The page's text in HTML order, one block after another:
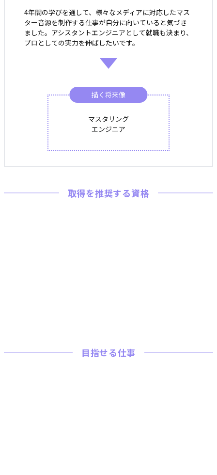
4年間の学びを通して、様々なメディアに対応したマス
ター音源を制作する仕事が自分に向いていると気づき
ました。アシスタントエンジニアとして就職も決まり、
プロとしての実力を伸ばしたいです。
描く将来像
マスタリング
エンジニア
取得を推奨する資格
目指せる仕事